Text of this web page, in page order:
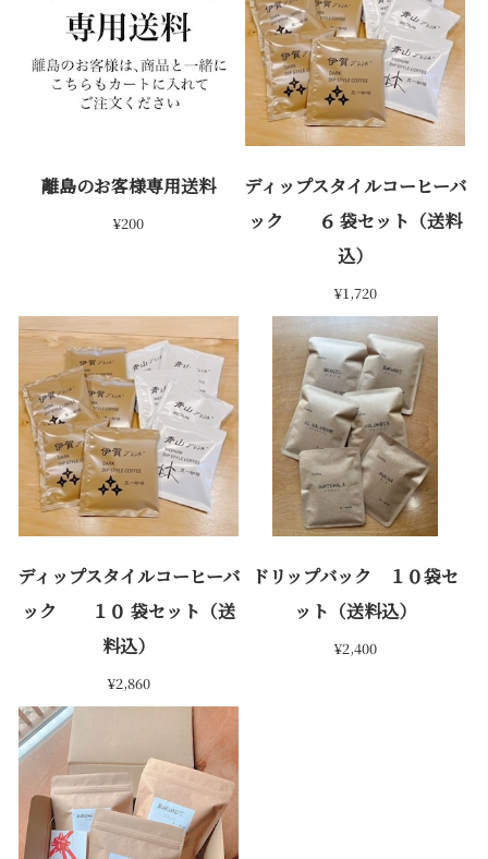
離島のお客様専用送料
¥200
ディップスタイルコーヒーバ
ック ６ 袋セット（送料
込）
¥1,720
ディップスタイルコーヒーバ
ック １０ 袋セット（送
料込）
¥2,860
ドリップバック １０袋セ
ット（送料込）
¥2,400